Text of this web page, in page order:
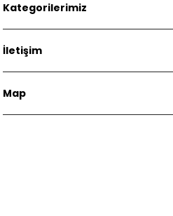
Kategorilerimiz
İletişim
Map